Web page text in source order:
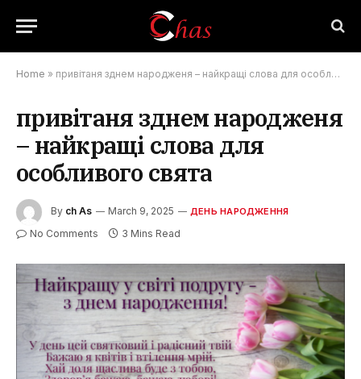
Home » привітаня зднем народженя – найкращі слова для особливого свята
привітаня зднем народженя
– найкращі слова для
особливого свята
By ch As March 9, 2025 ДЕНЬ НАРОДЖЕННЯ
No Comments 3 Mins Read